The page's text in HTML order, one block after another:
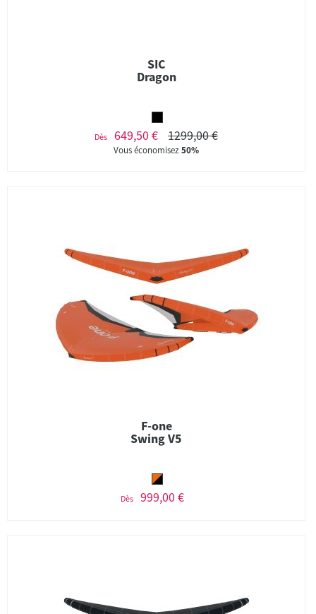
SIC
Dragon
Dès 649,50 € 1299,00 €
Vous économisez50%
F-one
Swing V5
Dès 999,00 €